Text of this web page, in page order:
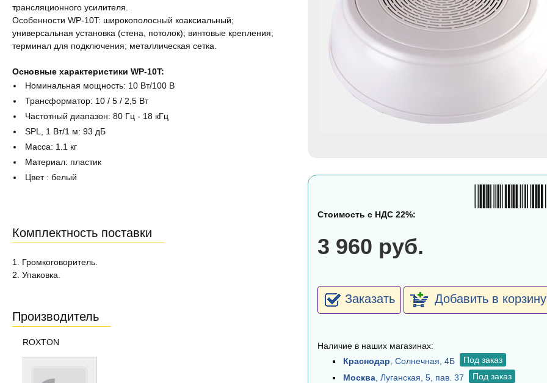
Стоимость с НДС 22%:
3 960 руб.
Заказать Добавить в корзину
Наличие в наших магазинах:
Краснодар , Солнечная, 4Б
Под заказ
Москва , Луганская, 5, пав. 37
Под заказ
трансляционного усилителя.
Особенности WP-10T: широкополосный коаксиальный;
универсальная установка (стена, потолок); винтовые крепления;
терминал для подключения; металлическая сетка.
Основные характеристики WP-10T:
Номинальная мощность: 10 Вт/100 В
Трансформатор: 10 / 5 / 2,5 Вт
Частотный диапазон: 80 Гц - 18 кГц
SPL, 1 Вт/1 м: 93 дБ
Масса: 1.1 кг
Материал: пластик
Цвет : белый
Комплектность поставки
1. Громкоговоритель.
2. Упаковка.
Производитель
ROXTON